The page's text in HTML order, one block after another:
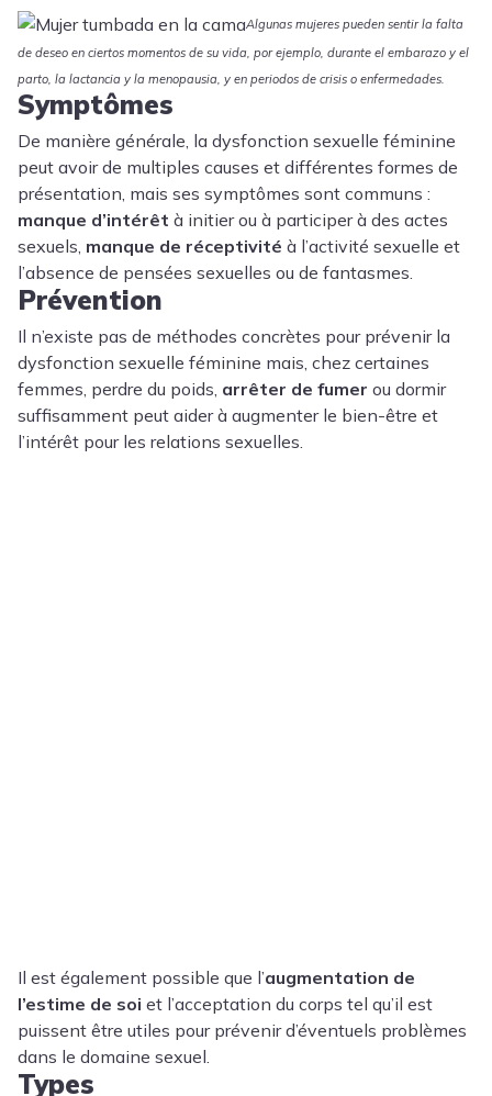
Algunas mujeres pueden sentir la falta
de deseo en ciertos momentos de su vida, por ejemplo, durante el embarazo y el
parto, la lactancia y la menopausia, y en periodos de crisis o enfermedades.
Symptômes
De manière générale, la dysfonction sexuelle féminine
peut avoir de multiples causes et différentes formes de
présentation, mais ses symptômes sont communs :
manque d’intérêt à initier ou à participer à des actes
sexuels, manque de réceptivité à l’activité sexuelle et
l’absence de pensées sexuelles ou de fantasmes.
Prévention
Il n’existe pas de méthodes concrètes pour prévenir la
dysfonction sexuelle féminine mais, chez certaines
femmes, perdre du poids, arrêter de fumer ou dormir
suffisamment peut aider à augmenter le bien-être et
l’intérêt pour les relations sexuelles.
Il est également possible que l’augmentation de
l’estime de soi et l’acceptation du corps tel qu’il est
puissent être utiles pour prévenir d’éventuels problèmes
dans le domaine sexuel.
Types